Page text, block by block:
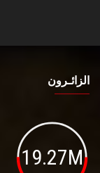
الزائـرون
19.27M